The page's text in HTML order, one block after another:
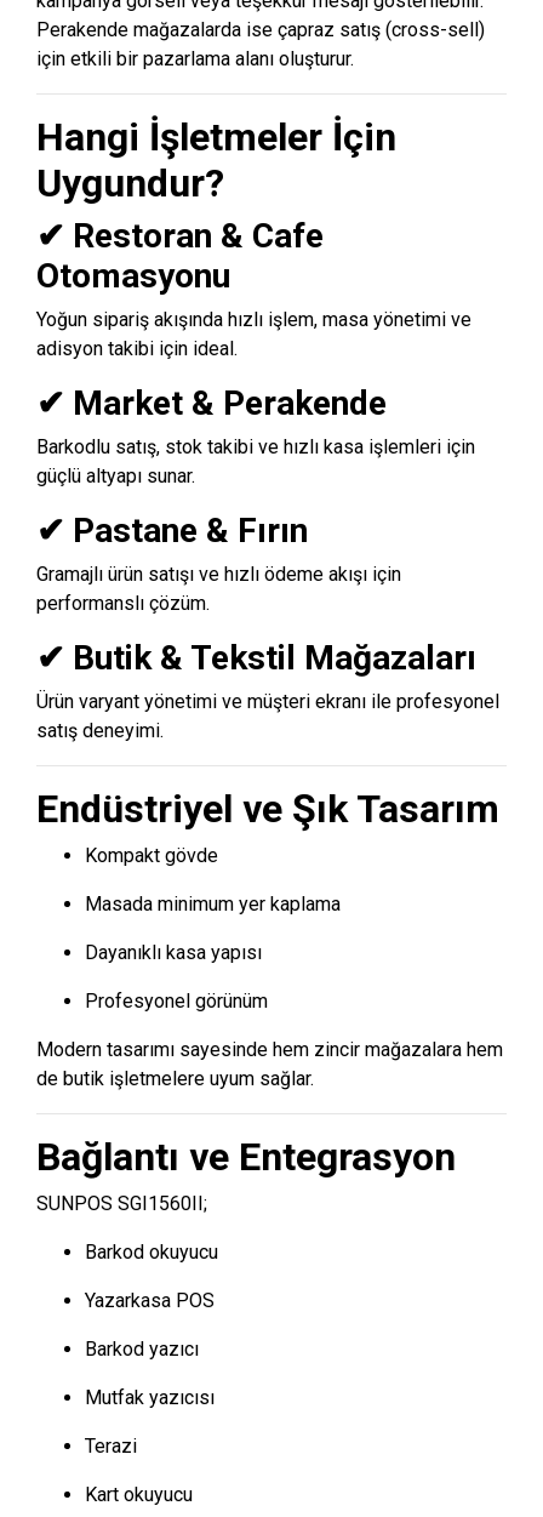
Perakende mağazalarda ise çapraz satış (cross-sell)
için etkili bir pazarlama alanı oluşturur.
Hangi İşletmeler İçin
Uygundur?
✔ Restoran & Cafe
Otomasyonu
Yoğun sipariş akışında hızlı işlem, masa yönetimi ve
adisyon takibi için ideal.
✔ Market & Perakende
Barkodlu satış, stok takibi ve hızlı kasa işlemleri için
güçlü altyapı sunar.
✔ Pastane & Fırın
Gramajlı ürün satışı ve hızlı ödeme akışı için
performanslı çözüm.
✔ Butik & Tekstil Mağazaları
Ürün varyant yönetimi ve müşteri ekranı ile profesyonel
satış deneyimi.
Endüstriyel ve Şık Tasarım
Kompakt gövde
Masada minimum yer kaplama
Dayanıklı kasa yapısı
Profesyonel görünüm
Modern tasarımı sayesinde hem zincir mağazalara hem
de butik işletmelere uyum sağlar.
Bağlantı ve Entegrasyon
SUNPOS SGI1560II;
Barkod okuyucu
Yazarkasa POS
Barkod yazıcı
Mutfak yazıcısı
Terazi
Kart okuyucu